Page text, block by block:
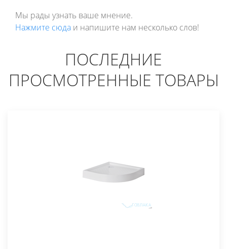
Мы рады узнать ваше мнение.
Нажмите сюда и напишите нам несколько слов!
ПОСЛЕДНИЕ
ПРОСМОТРЕННЫЕ ТОВАРЫ